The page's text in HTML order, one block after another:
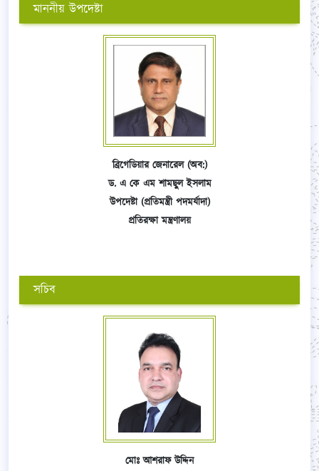
মাননীয় উপদেষ্টা
ব্রিগেডিয়ার জেনারেল (অব:)
ড. এ কে এম শামছুল ইসলাম
উপদেষ্টা (প্রতিমন্ত্রী পদমর্যাদা)
প্রতিরক্ষা মন্ত্রণালয়
সচিব
মোঃ আশরাফ উদ্দিন